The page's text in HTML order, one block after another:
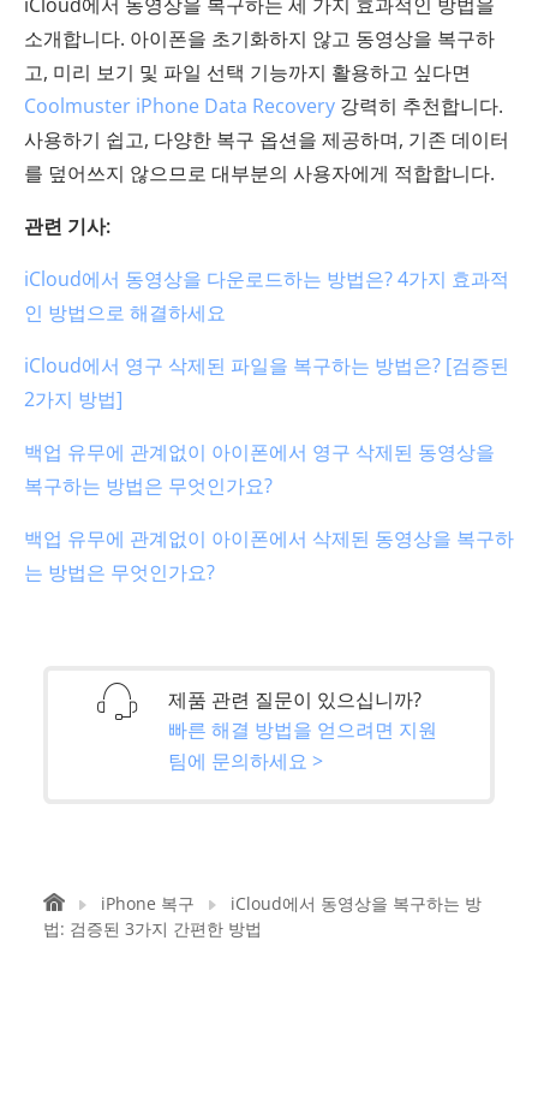
소개합니다. 아이폰을 초기화하지 않고 동영상을 복구하
고, 미리 보기 및 파일 선택 기능까지 활용하고 싶다면
Coolmuster iPhone Data Recovery 강력히 추천합니다.
사용하기 쉽고, 다양한 복구 옵션을 제공하며, 기존 데이터
를 덮어쓰지 않으므로 대부분의 사용자에게 적합합니다.
관련 기사:
iCloud에서 동영상을 다운로드하는 방법은? 4가지 효과적
인 방법으로 해결하세요
iCloud에서 영구 삭제된 파일을 복구하는 방법은? [검증된
2가지 방법]
백업 유무에 관계없이 아이폰에서 영구 삭제된 동영상을
복구하는 방법은 무엇인가요?
백업 유무에 관계없이 아이폰에서 삭제된 동영상을 복구하
는 방법은 무엇인가요?
제품 관련 질문이 있으십니까?
빠른 해결 방법을 얻으려면 지원
팀에 문의하세요 >
iPhone 복구
iCloud에서 동영상을 복구하는 방
법: 검증된 3가지 간편한 방법